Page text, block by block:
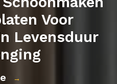
Voor
Levensduur
→